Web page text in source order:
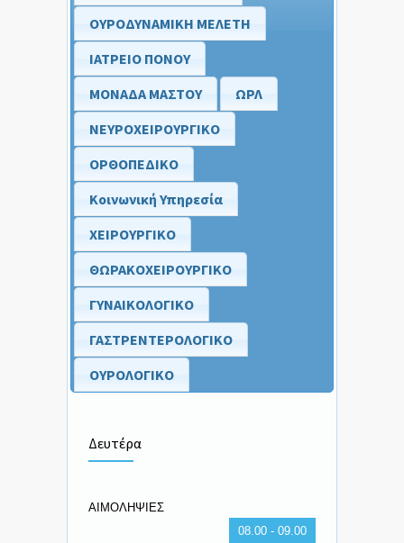
ΟΥΡΟΔΥΝΑΜΙΚΗ ΜΕΛΕΤΗ
ΙΑΤΡΕΙΟ ΠΟΝΟΥ
ΜΟΝΑΔΑ ΜΑΣΤΟΥ
ΩΡΛ
ΝΕΥΡΟΧΕΙΡΟΥΡΓΙΚΟ
ΟΡΘΟΠΕΔΙΚΟ
Κοινωνική Υπηρεσία
ΧΕΙΡΟΥΡΓΙΚΟ
ΘΩΡΑΚΟΧΕΙΡΟΥΡΓΙΚΟ
ΓΥΝΑΙΚΟΛΟΓΙΚΟ
ΓΑΣΤΡΕΝΤΕΡΟΛΟΓΙΚΟ
ΟΥΡΟΛΟΓΙΚΟ
Δευτέρα
ΑΙΜΟΛΗΨΙΕΣ
08.00 - 09.00